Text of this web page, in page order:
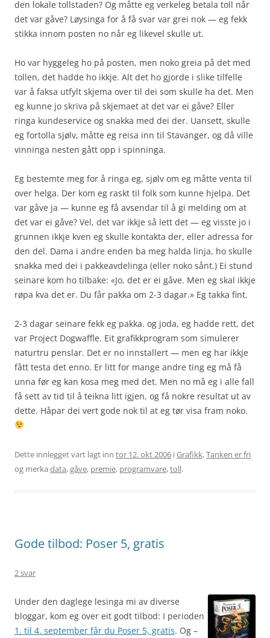
den lokale tollstaden? Og måtte eg verkeleg betala toll når
det var gåve? Løysinga for å få svar var grei nok — eg fekk
stikka innom posten no når eg likevel skulle ut.
Ho var hyggeleg ho på posten, men noko greia på det med
tollen, det hadde ho ikkje. Alt det ho gjorde i slike tilfelle
var å faksa utfylt skjema over til dei som skulle ha det. Men
eg kunne jo skriva på skjemaet at det var ei gåve? Eller
ringa kundeservice og snakka med dei der. Uansett, skulle
eg fortolla sjølv, måtte eg reisa inn til Stavanger, og då ville
vinninga nesten gått opp i spinninga.
Eg bestemte meg for å ringa eg, sjølv om eg måtte venta til
over helga. Der kom eg raskt til folk som kunne hjelpa. Det
var gåve ja — kunne eg få avsendar til å gi melding om at
det var ei gåve? Vel, det var ikkje så lett det — eg visste jo i
grunnen ikkje kven eg skulle kontakta der, eller adressa for
den del. Dama i andre enden ba meg halda linja, ho skulle
snakka med dei i pakkeavdelinga (eller noko sånt.) Ei stund
seinare kom ho tilbake: «Jo, det er ei gåve. Men eg skal ikkje
røpa kva det er. Du får pakka om 2-3 dagar.» Eg takka fint.
2-3 dagar seinare fekk eg pakka. og joda, eg hadde rett, det
var Project Dogwaffle. Eit grafikkprogram som simulerer
naturtru penslar. Det er no innstallert — men eg har ikkje
fått testa det enno. Er litt for mange andre ting eg må få
unna før eg kan kosa meg med det. Men no må eg i alle fall
få sett av tid til å teikna litt igjen, og få nokre resultat ut av
dette. Håpar dei vert gode nok til at eg tør visa fram noko.
Dette innlegget vart lagt inn tor 12. okt 2006 iGrafikk,Tanken er fri
og merka data,gåve, premie, programvare,toll.
Gode tilbod: Poser 5, gratis
2 svar
Under den daglege lesinga mi av diverse
bloggar, kom eg over eit godt tilbod: I perioden
1. til 4. september får du Poser 5, gratis. Og –